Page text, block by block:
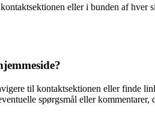
eller i bunden af
til kontaktsektionen eller finde
spørgsmål eller